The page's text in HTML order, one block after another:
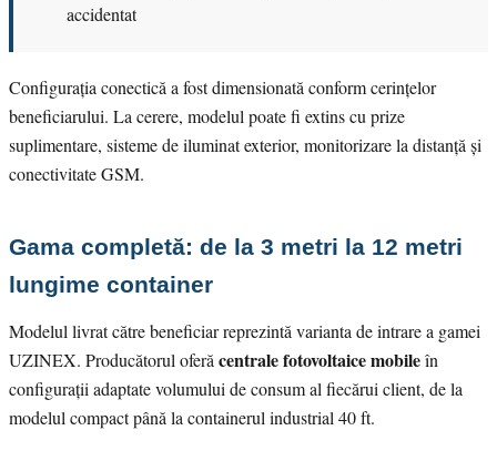
accidentat
Configurația conectică a fost dimensionată conform cerințelor
beneficiarului. La cerere, modelul poate fi extins cu prize
suplimentare, sisteme de iluminat exterior, monitorizare la distanță și
conectivitate GSM.
Gama completă: de la 3 metri la 12 metri
lungime container
Modelul livrat către beneficiar reprezintă varianta de intrare a gamei
UZINEX. Producătorul oferăcentrale fotovoltaice mobileîn
configurații adaptate volumului de consum al fiecărui client, de la
modelul compact până la containerul industrial 40 ft.